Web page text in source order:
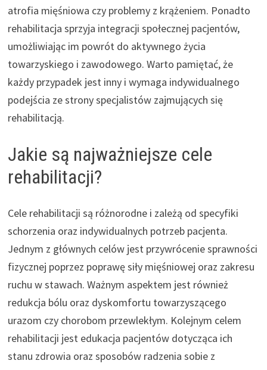
atrofia mięśniowa czy problemy z krążeniem. Ponadto
rehabilitacja sprzyja integracji społecznej pacjentów,
umożliwiając im powrót do aktywnego życia
towarzyskiego i zawodowego. Warto pamiętać, że
każdy przypadek jest inny i wymaga indywidualnego
podejścia ze strony specjalistów zajmujących się
rehabilitacją.
Jakie są najważniejsze cele
rehabilitacji?
Cele rehabilitacji są różnorodne i zależą od specyfiki
schorzenia oraz indywidualnych potrzeb pacjenta.
Jednym z głównych celów jest przywrócenie sprawności
fizycznej poprzez poprawę siły mięśniowej oraz zakresu
ruchu w stawach. Ważnym aspektem jest również
redukcja bólu oraz dyskomfortu towarzyszącego
urazom czy chorobom przewlekłym. Kolejnym celem
rehabilitacji jest edukacja pacjentów dotycząca ich
stanu zdrowia oraz sposobów radzenia sobie z